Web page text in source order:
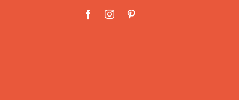
FacebookInstagram